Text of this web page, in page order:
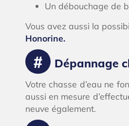
Un débouchage de
Vous avez aussi la
Honorine.
Dépannage
Votre chasse d’eau ne
aussi en mesure
neuve également.